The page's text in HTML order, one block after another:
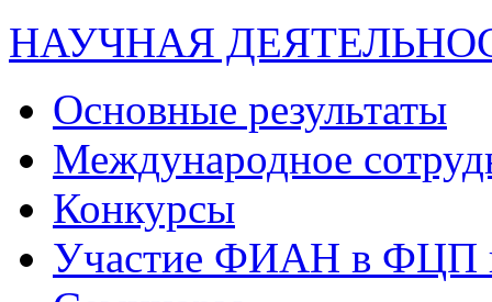
НАУЧНАЯ
Основные результаты
Международное
Конкурсы
Участие ФИАН в ФЦП